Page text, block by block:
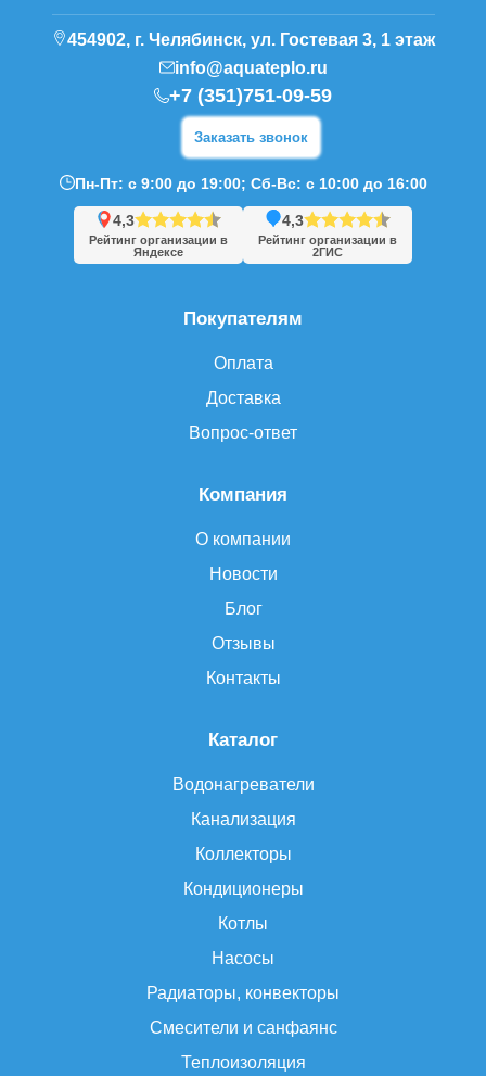
Каталог
Водонагреватели
Канализация
Коллекторы
Кондиционеры
Котлы
Насосы
Радиаторы, конвекторы
Смесители и санфаянс
Теплоизоляция
Компания
О компании
Новости
Блог
Отзывы
Контакты
Покупателям
Оплата
Доставка
Вопрос-ответ
454902, г. Челябинск, ул. Гостевая 3, 1 этаж
info@aquateplo.ru
+7 (351)751-09-59
Заказать звонок
Пн-Пт: с 9:00 до 19:00; Сб-Вс: с 10:00 до 16:00
4,3
Рейтинг организации в
Яндексе
4,3
Рейтинг организации в
2ГИС